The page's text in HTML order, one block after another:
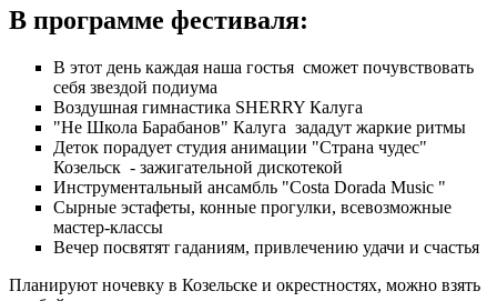
В программе фестиваля:
В этот день каждая наша гостья сможет почувствовать
себя звездой подиума
Воздушная гимнастика SHERRY Калуга
"Не Школа Барабанов" Калуга зададут жаркие ритмы
Деток порадует студия анимации "Страна чудес"
Козельск - зажигательной дискотекой
Инструментальный ансамбль "Costa Dorada Music "
Сырные эстафеты, конные прогулки, всевозможные
мастер-классы
Вечер посвятят гаданиям, привлечению удачи и счастья
Планируют ночевку в Козельске и окрестностях, можно взять